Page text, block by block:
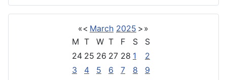
«< March 2025 > »
M T W T F S
S
24 25 26 27 28 1
2
3
4 5 6 7 8
9